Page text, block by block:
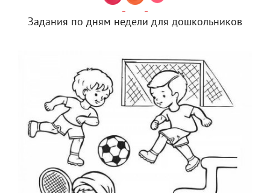
Задания по дням недели для дошкольников